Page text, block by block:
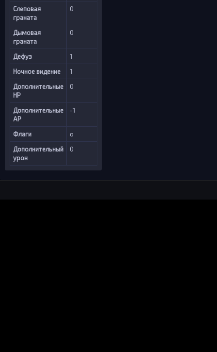
Слеповая
граната
0
Дымовая
граната
0
Дефуз
1
Ночное видение
1
Дополнительные
HP
0
Дополнительные
AP
-1
Флаги
o
Дополнительный
урон
0